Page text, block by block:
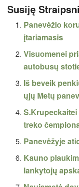
Susiję
Panevėžio
įtariamasis
Visuomenei
autobusų
Iš beveik
ųjų Metų
treko
Panevėžyje
Kauno
lankytojų